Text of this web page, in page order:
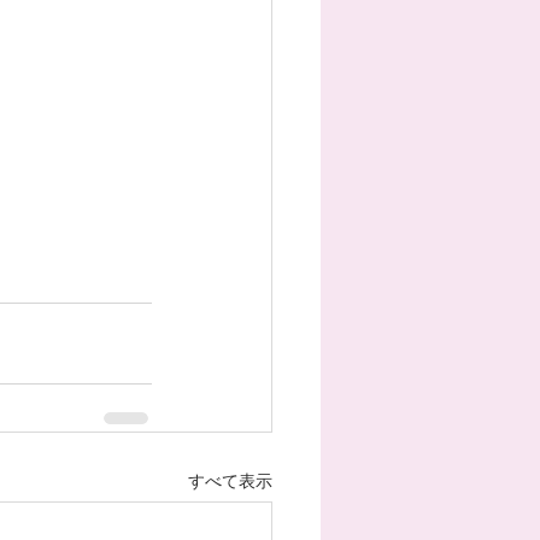
すべて表示